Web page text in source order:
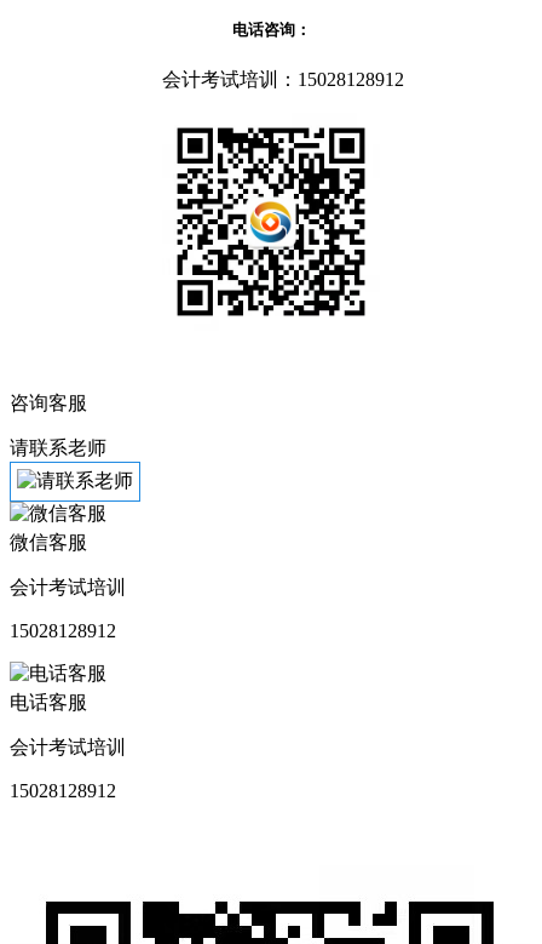
电话咨询：
会计考试培训：15028128912
咨询客服
请联系老师
微信客服
会计考试培训
15028128912
电话客服
会计考试培训
15028128912